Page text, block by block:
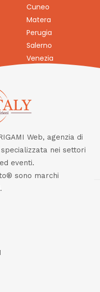
Cuneo
Matera
Perugia
Salerno
Venezia
Web, agenzia di
nei settori
eventi.
sono marchi